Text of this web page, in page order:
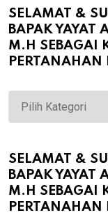
SELAMAT &
BAPAK YAYAT
M.H SEBAGAI
Selamat
&
atas
Dilantiknya
Bapak
SELAMAT &
BAPAK YAYAT
M.H SEBAGAI